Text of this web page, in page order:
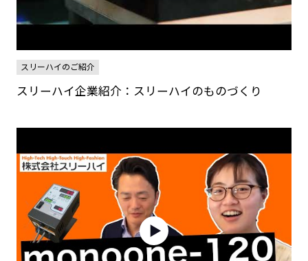
スリーハイのご紹介
スリーハイ企業紹介：スリーハイのものづくり